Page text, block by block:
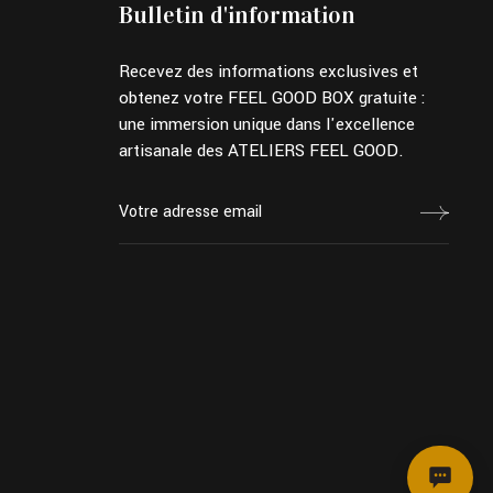
Bulletin d'information
Recevez des informations exclusives et
obtenez votre FEEL GOOD BOX gratuite :
une immersion unique dans l'excellence
artisanale des ATELIERS FEEL GOOD.